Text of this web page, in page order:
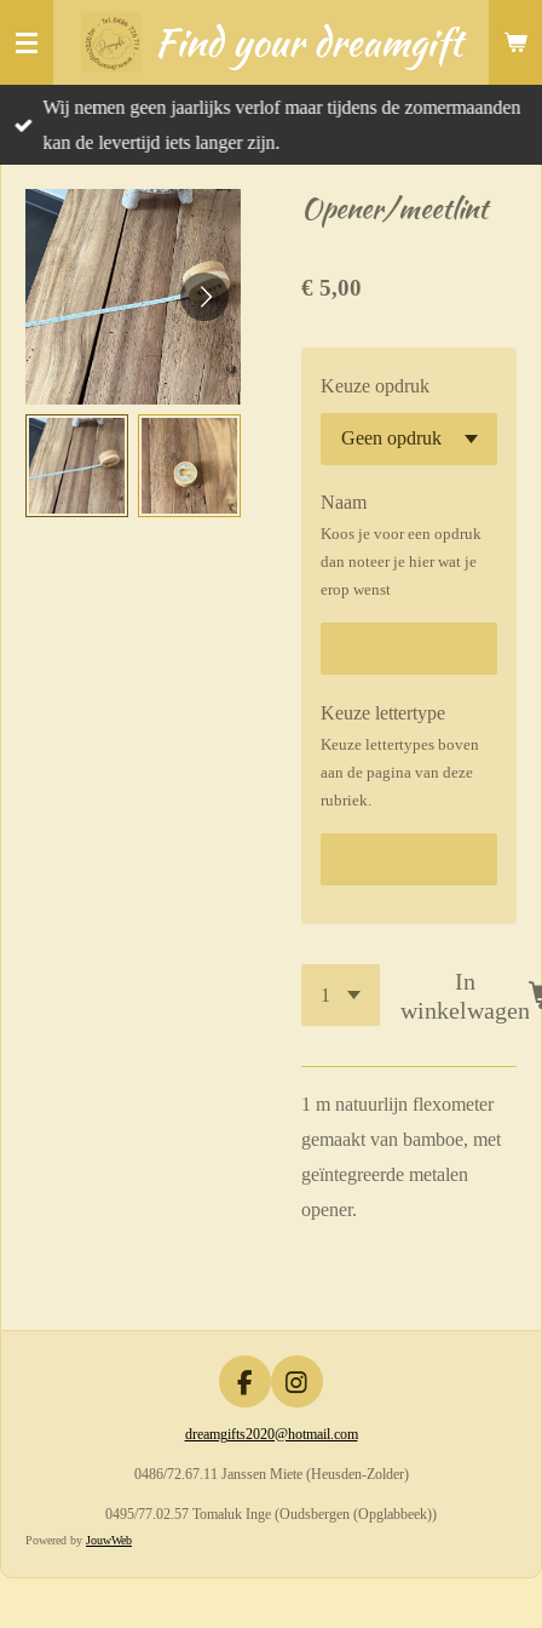
Ga
naar
de
hoofdinhoud
Find your dreamgift
Wij nemen geen jaarlijks verlof maar tijdens de zomermaanden
kan de levertijd iets langer zijn.
Opener/meetlint
€ 5,00
Keuze opdruk
Naam
Koos je voor een opdruk
dan noteer je hier wat je
erop wenst
Keuze lettertype
Keuze lettertypes boven
aan de pagina van deze
rubriek.
In
winkelwagen
1 m natuurlijn flexometer
gemaakt van bamboe, met
geïntegreerde metalen
opener.
F
a
c
b
o
I
n
s
a
g
m
dreamgifts2020@hotmail.com
0486/72.67.11 Janssen Miete (Heusden-Zolder)
0495/77.02.57 Tomaluk Inge (Oudsbergen (Opglabbeek))
Powered by JouwWeb